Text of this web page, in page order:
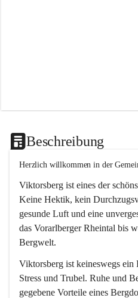
Beschreibung
Herzlich willkommen in der
Viktorsberg ist eines der
Keine Hektik, kein
gesunde Luft und eine
das Vorarlberger Rheintal bis
Bergwelt.
Viktorsberg ist keineswegs ein
Stress und Trubel. Ruhe und
gegebene Vorteile eines